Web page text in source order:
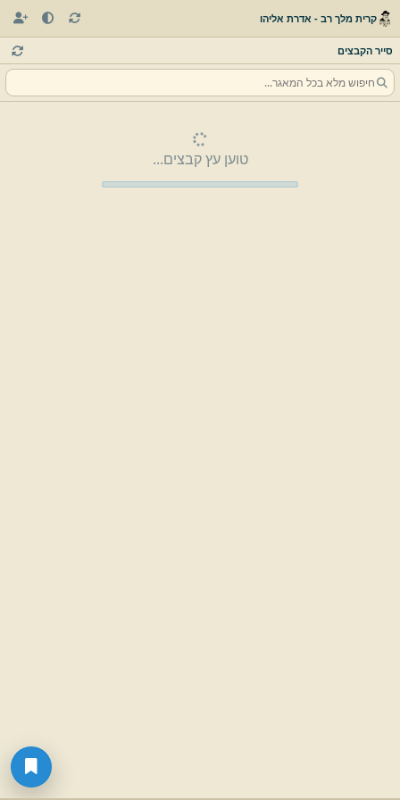
קרית מלך רב - אדרת אליהו
סייר הקבצים
טוען עץ קבצים...